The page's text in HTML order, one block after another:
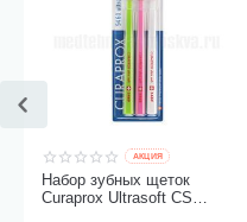
AКЦИЯ
Набор зубных щеток
Curaprox Ultrasoft CS